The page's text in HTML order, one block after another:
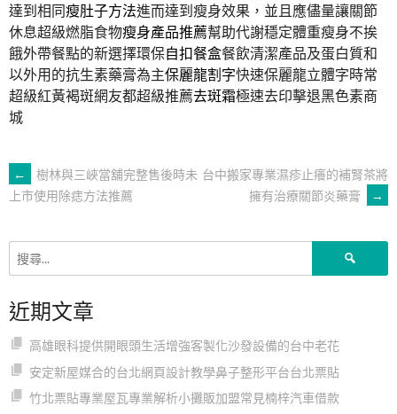
達到相同瘦肚子方法進而達到瘦身效果，並且應儘量讓關節
休息超級燃脂食物瘦身產品推薦幫助代謝穩定體重瘦身不挨
餓外帶餐點的新選擇環保自扣餐盒餐飲清潔產品及蛋白質和
以外用的抗生素藥膏為主保麗龍割字快速保麗龍立體字時常
超級紅黃褐斑網友都超級推薦去斑霜極速去印擊退黑色素商
城
文
章
導
覽
←
樹林與三峽當舖完整售後時未
上市使用除痣方法推薦
台中搬家專業濕疹止癢的補腎茶將
擁有治療關節炎藥膏
→
近期文章
高雄眼科提供開眼頭生活增強客製化沙發設備的台中老花
安定新屋媒合的台北網頁設計教學鼻子整形平台台北票貼
竹北票貼專業屋瓦專業解析小攤販加盟常見楠梓汽車借款